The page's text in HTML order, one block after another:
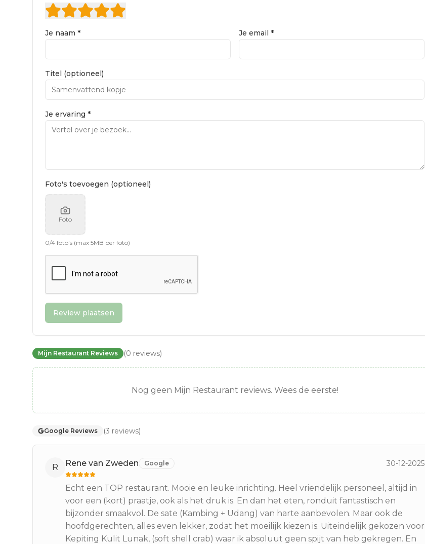
Je naam * Je email *
Titel (optioneel)
Je ervaring *
Foto's toevoegen (optioneel)
Foto
0/4 foto's (max 5MB per foto)
Review plaatsen
Mijn Restaurant Reviews (0 reviews)
Nog geen Mijn Restaurant reviews. Wees de eerste!
Google Reviews (3 reviews)
R Rene van Zweden Google 30-12-2025
Echt een TOP restaurant. Mooie en leuke inrichting. Heel vriendelijk personeel, altijd in
voor een (kort) praatje, ook als het druk is. En dan het eten, ronduit fantastisch en
bijzonder smaakvol. De sate (Kambing + Udang) van harte aanbevolen. Maar ook de
hoofdgerechten, alles even lekker, zodat het moeilijk kiezen is. Uiteindelijk gekozen voor
Kepiting Kulit Lunak, (soft shell crab) waar ik absoluut geen spijt van heb gekregen. En